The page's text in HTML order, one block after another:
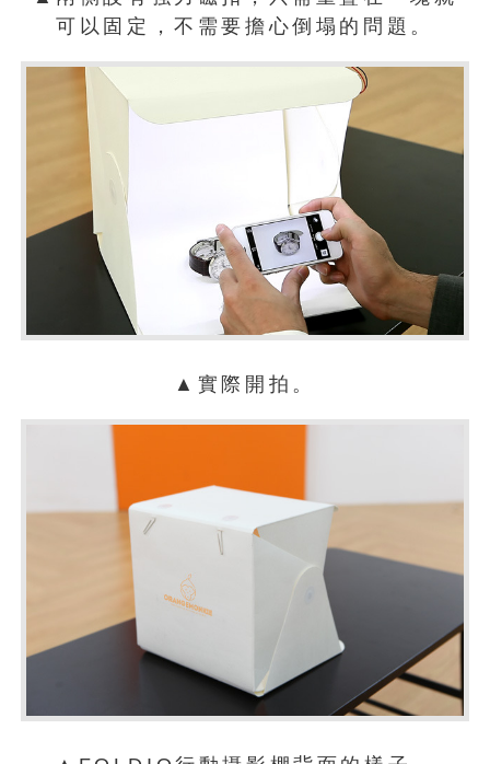
可以固定，不需要擔心倒塌的問題。
▲實際開拍。